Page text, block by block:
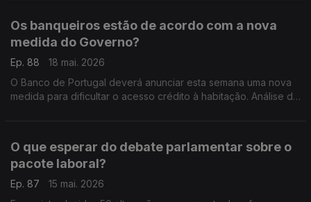
Os banqueiros estão de acordo com a nova
medida do Governo?
Ep. 88
18 mai. 2026
O Banco de Portugal deverá anunciar esta semana uma nova
medida para dificultar o acesso crédito à habitação. Análise de
O que esperar do debate parlamentar sobre o
pacote laboral?
Ep. 87
15 mai. 2026